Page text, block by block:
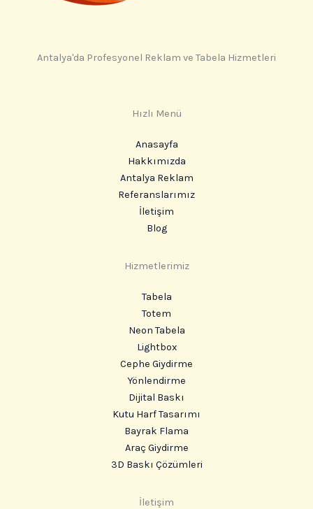
Antalya'da Profesyonel Reklam ve Tabela Hizmetleri
Hızlı Menü
Anasayfa
Hakkımızda
Antalya Reklam
Referanslarımız
İletişim
Blog
Hizmetlerimiz
Tabela
Totem
Neon Tabela
Lightbox
Cephe Giydirme
Yönlendirme
Dijital Baskı
Kutu Harf Tasarımı
Bayrak Flama
Araç Giydirme
3D Baskı Çözümleri
İletişim